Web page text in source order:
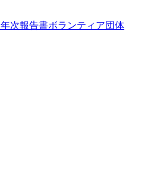
年次報告書ボランティア団体